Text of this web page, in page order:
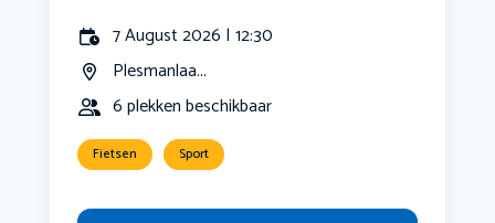
7 August 2026 | 12:30
Plesmanlaa...
6 plekken beschikbaar
Fietsen Sport